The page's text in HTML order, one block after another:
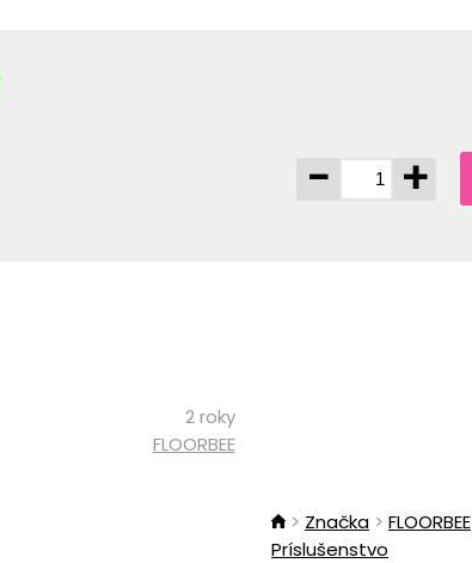
- +
2 roky
FLOORBEE
Značka FLOORBEE
Príslušenstvo